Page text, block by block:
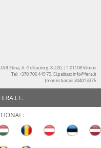
Etina, A. Goštauto g. 8-220, LT-01108 Vilnius
Tel: +370 700 449 79, El.paštas:info@fera.lt
Įmonės kodas 304013375